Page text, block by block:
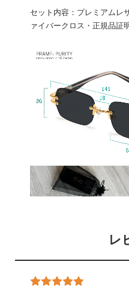
セット内容：プレミアムレ
ァイバークロス・正規品証
レ